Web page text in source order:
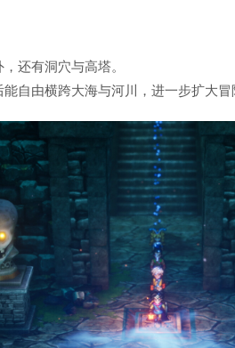
还有洞穴与高塔。
自由横跨大海与河川，进一步扩大冒